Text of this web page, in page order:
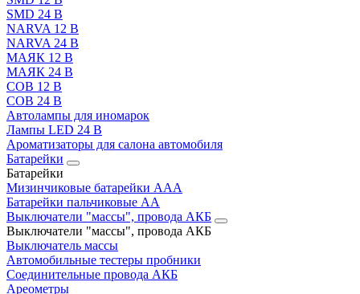
SMD 24 В
NARVA 12 В
NARVA 24 В
МАЯК 12 В
МАЯК 24 В
COB 12 В
COB 24 В
Автолампы для иномарок
Лампы LED 24 B
Ароматизаторы для салона автомобиля
Батарейки
Батарейки
Мизинчиковые батарейки AAA
Батарейки пальчиковые АА
Выключатели "массы", провода АКБ
Выключатели "массы", провода АКБ
Выключатель массы
Автомобильные тестеры пробники
Соединительные провода АКБ
Ареометры